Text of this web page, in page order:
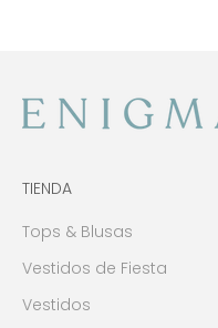
TIENDA
Tops & Blusas
Vestidos de Fiesta
Vestidos